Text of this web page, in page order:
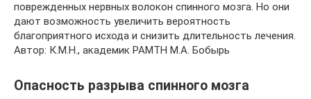
поврежденных нервных волокон спинного мозга. Но они
дают возможность увеличить вероятность
благоприятного исхода и снизить длительность лечения.
Автор: К.М.Н., академик РАМТН М.А. Бобырь
Опасность разрыва спинного мозга